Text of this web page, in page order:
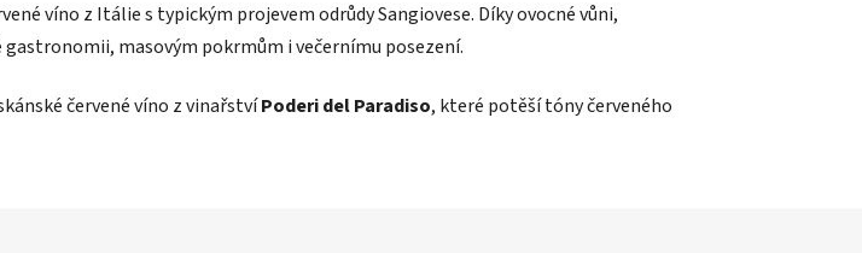
víno z Itálie s typickým projevem odrůdy Sangiovese. Díky ovocné vůni,
masovým pokrmům i večernímu posezení.
červené víno z vinařstvíPoderi del Paradiso, které potěší tóny červeného